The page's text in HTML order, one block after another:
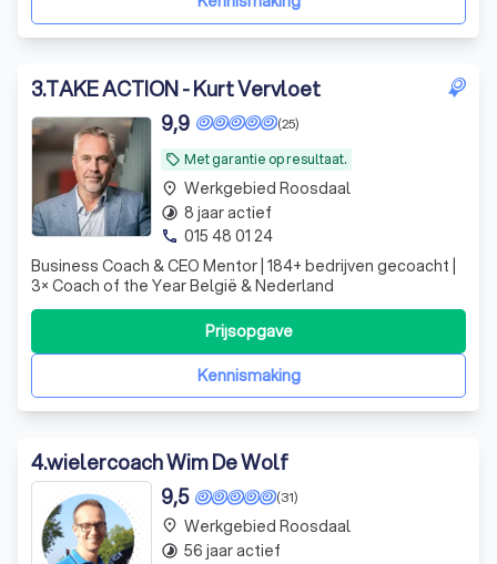
3.TAKE ACTION - Kurt Vervloet
local_offer Met garantie op resultaat.
(25)
9,9
Business Coach & CEO Mentor | 184+ bedrijven gecoacht |
3× Coach of the Year België & Nederland
Kennismaking
Prijsopgave
place Werkgebied Roosdaal
timelapse 8 jaar actief
phone 015 48 01 24
4.wielercoach Wim De Wolf
(31)
9,5
place Werkgebied Roosdaal
timelapse 56 jaar actief